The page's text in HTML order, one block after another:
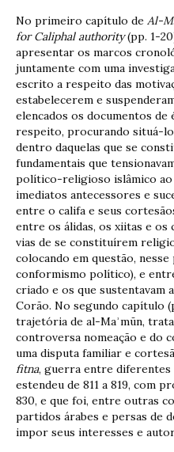
No primeiro capítulo de Al-
for Caliphal authority(pp. 1-
apresentar os marcos
juntamente com uma
escrito a respeito das
estabelecerem e
elencados os documentos
respeito, procurando situá-
dentro daquelas que se
fundamentais que
político-religioso islâmico ao
imediatos antecessores e
entre o califa e seus
entre os álidas, os xiitas e os
vias de se constituírem
colocando em questão,
conformismo político), e
criado e os que sustentavam
Corão. No segundo capítulo
trajetória de al-Maʾmūn,
controversa nomeação e do
uma disputa familiar e
fitna, guerra entre diferentes
estendeu de 811 a 819, com
830, e que foi, entre outras
partidos árabes e persas de
impor seus interesses e